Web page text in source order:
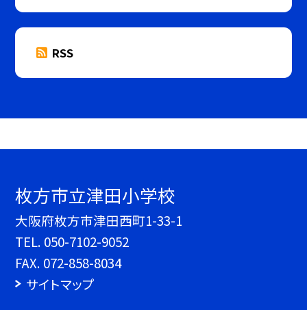
RSS
枚方市立津田小学校
大阪府枚方市津田西町1-33-1
TEL. 050-7102-9052
FAX. 072-858-8034
サイトマップ